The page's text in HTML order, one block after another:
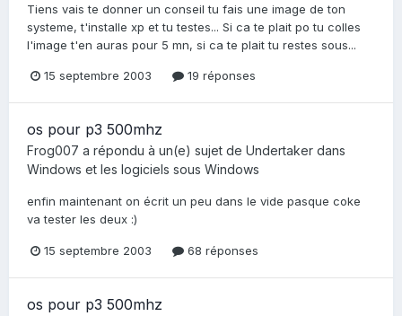
Tiens vais te donner un conseil tu fais une image de ton
systeme, t'installe xp et tu testes... Si ca te plait po tu colles
l'image t'en auras pour 5 mn, si ca te plait tu restes sous...
15 septembre 2003 19 réponses
os pour p3 500mhz
Frog007 a répondu à un(e) sujet de Undertaker dans
Windows et les logiciels sous Windows
enfin maintenant on écrit un peu dans le vide pasque coke
va tester les deux :)
15 septembre 2003 68 réponses
os pour p3 500mhz